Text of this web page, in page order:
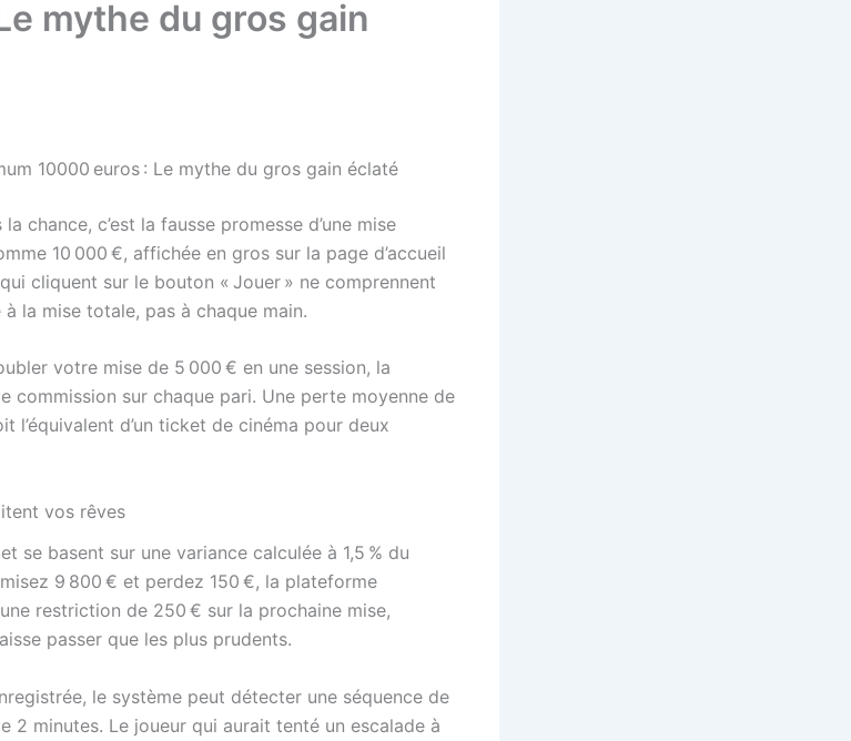
mythe du gros gain
10000 euros : Le mythe du gros gain éclaté
chance, c’est la fausse promesse d’une mise
10 000 €, affichée en gros sur la page d’accueil
cliquent sur le bouton « Jouer » ne comprennent
la mise totale, pas à chaque main.
votre mise de 5 000 € en une session, la
commission sur chaque pari. Une perte moyenne de
l’équivalent d’un ticket de cinéma pour deux
vos rêves
se basent sur une variance calculée à 1,5 % du
9 800 € et perdez 150 €, la plateforme
restriction de 250 € sur la prochaine mise,
passer que les plus prudents.
le système peut détecter une séquence de
2 minutes. Le joueur qui aurait tenté un escalade à